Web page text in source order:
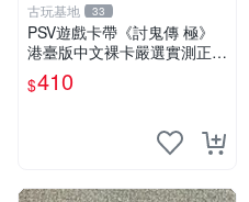
古玩基地 33
PSV遊戲卡帶《討鬼傳 極》
港臺版中文裸卡嚴選實測正
常，限索尼PSV機器專用，不
兼容其他平臺，單次購滿2張
$410